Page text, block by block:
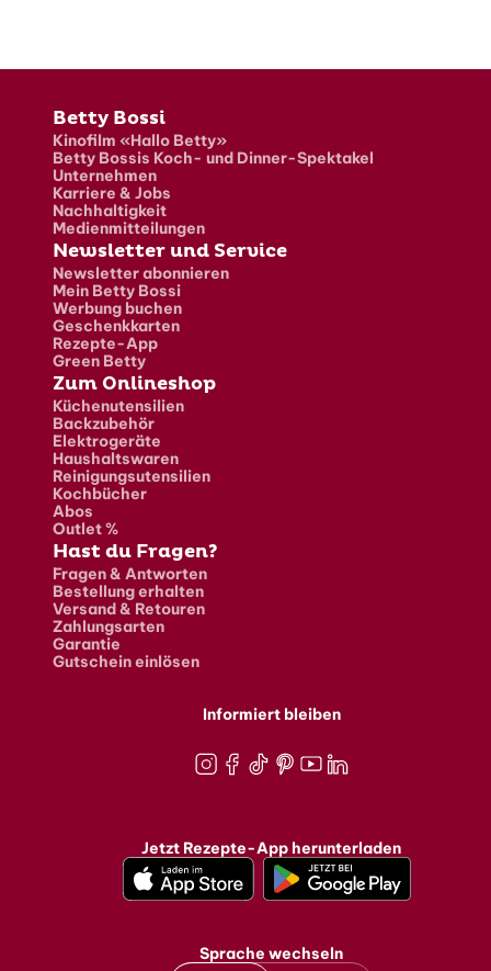
Fusszeile
Betty Bossi
Kinofilm «Hallo Betty»
Betty Bossis Koch- und Dinner-Spektakel
Unternehmen
Karriere & Jobs
Nachhaltigkeit
Medienmitteilungen
Newsletter und Service
Newsletter abonnieren
Mein Betty Bossi
Werbung buchen
Geschenkkarten
Rezepte-App
Green Betty
Zum Onlineshop
Küchenutensilien
Backzubehör
Elektrogeräte
Haushaltswaren
Reinigungsutensilien
Kochbücher
Abos
Outlet %
Hast du Fragen?
Fragen & Antworten
Bestellung erhalten
Versand & Retouren
Zahlungsarten
Garantie
Gutschein einlösen
Informiert bleiben
Jetzt Rezepte-App herunterladen
Sprache wechseln